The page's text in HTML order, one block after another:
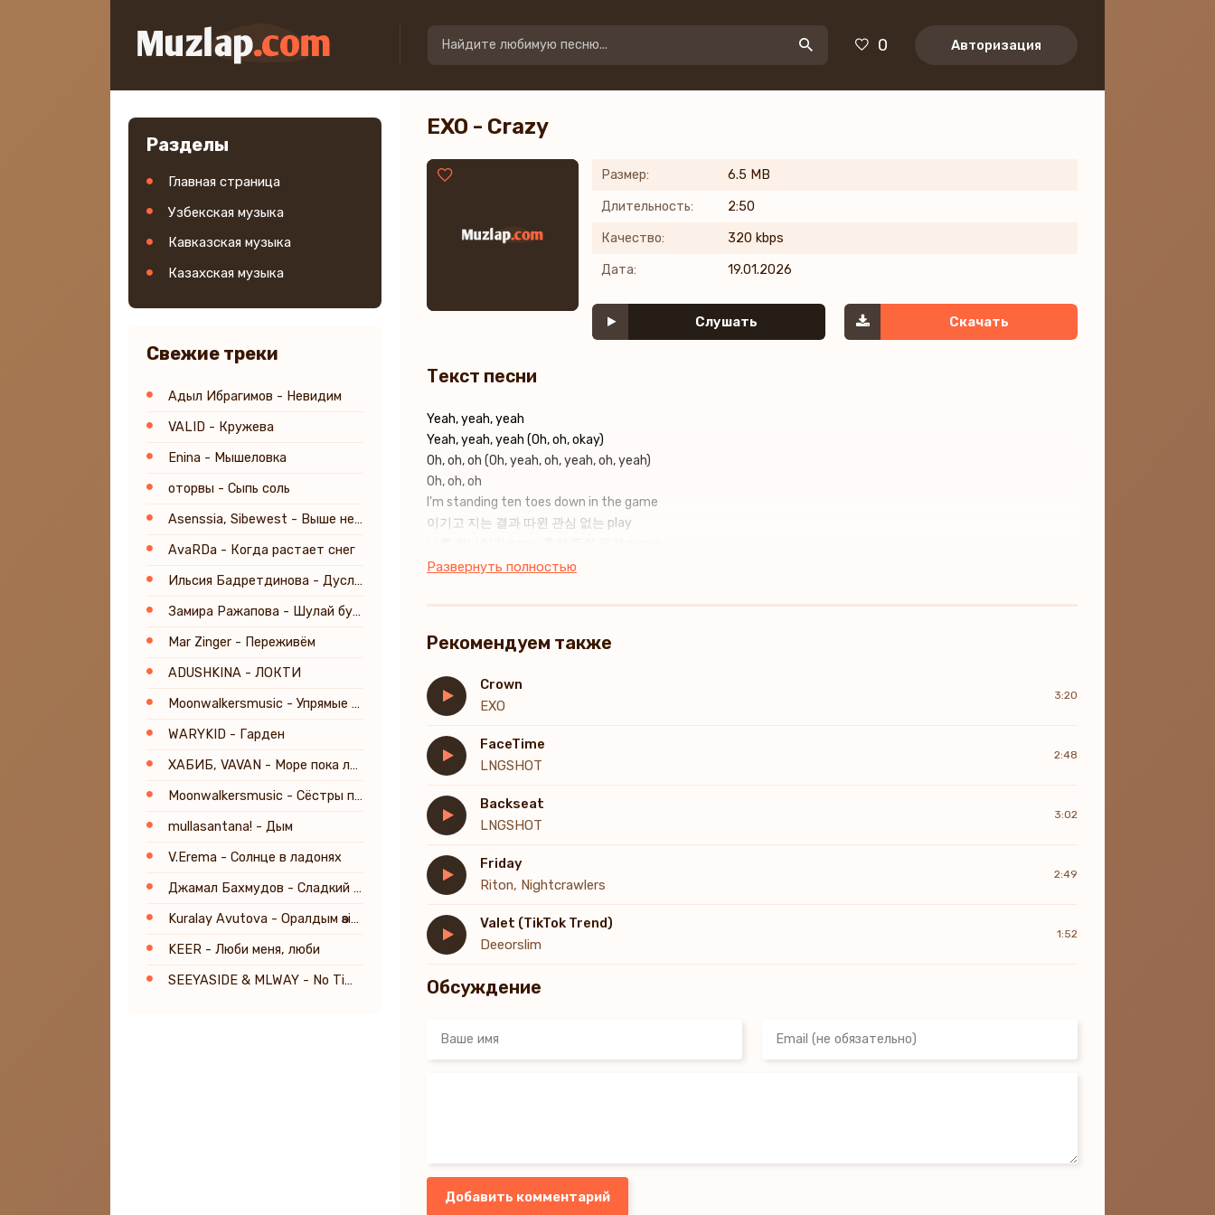
0 Авторизация
Разделы
Главная страница
Узбекская музыка
Кавказская музыка
Казахская музыка
Свежие треки
Адыл Ибрагимов - Невидим
VALID - Кружева
Enina - Мышеловка
оторвы - Сыпь соль
Asenssia, Sibewest - Выше неба
AvaRDa - Когда растает снег
Ильсия Бадретдинова - Дуслык
Замира Ражапова - Шулай булыр
Mar Zinger - Переживём
ADUSHKINA - ЛОКТИ
Moonwalkersmusic - Упрямые глаза
WARYKID - Гарден
ХАБИБ, VAVAN - Море пока лето (prod. Fargo)
Moonwalkersmusic - Сёстры по сердцу
mullasantana! - Дым
V.Erema - Солнце в ладонях
Джамал Бахмудов - Сладкий яд твоей любви
Kuralay Avutova - Оралдым өзіме
KEER - Люби меня, люби
SEEYASIDE & MLWAY - No Time For Love
EXO - Crazy
Размер: 6.5 MB
Длительность: 2:50
Качество: 320 kbps
Дата: 19.01.2026
Слушать Скачать
Текст песни
Yeah, yeah, yeah
Yeah, yeah, yeah (Oh, oh, okay)
Oh, oh, oh (Oh, yeah, oh, yeah, oh, yeah)
Oh, oh, oh
I'm standing ten toes down in the game
이기고 지는 결과 따윈 관심 없는 play
너의 수에 걸려 이미 나를 꿰뚫는 그 눈
갇힌 것 같아 함정 속에
나만 바빠, yeah, 이 놀이 속에
습관처럼 미쳐가
이건 완벽한 error, error, uh, yeah
오만한 착각을 한 죄일까
그 손짓과 시선 사이
널 못 이겨 난 never ever (I've been feeling like)
(Crazy, crazy, crazy) 나를 흩트려놔 up all night, uh
(Crazy, crazy, crazy)
(Crazy, crazy, crazy) Take a look, look, look at my life
(Crazy, crazy, crazy)
Развернуть полностью
Рекомендуем также
Crown
EXO
3:20
FaceTime
LNGSHOT
2:48
Backseat
LNGSHOT
3:02
Friday
Riton, Nightcrawlers
2:49
Valet (TikTok Trend)
Deeorslim
1:52
Обсуждение
Добавить комментарий